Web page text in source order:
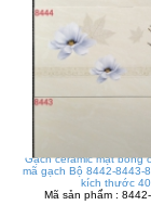
Gạch ceramic mặt bóng
mã gạch Bộ 8442-8443-
kích thước
Mã sản phẩm :